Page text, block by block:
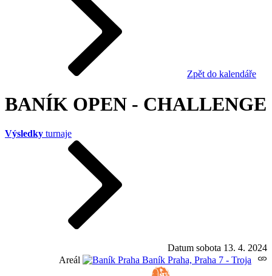
Zpět do kalendáře
BANÍK OPEN - CHALLENGE
Výsledky turnaje
Datum sobota 13. 4. 2024
Areál
Baník Praha, Praha 7 - Troja